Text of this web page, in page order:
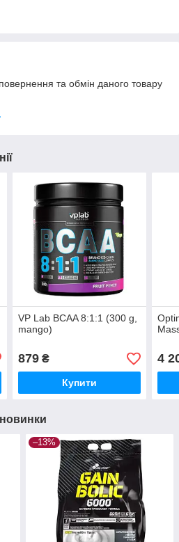
та обмін даного товару
VP Lab BCAA 8:1:1 (300 g,
mango)
879₴
Купити
4
новинки
–13%